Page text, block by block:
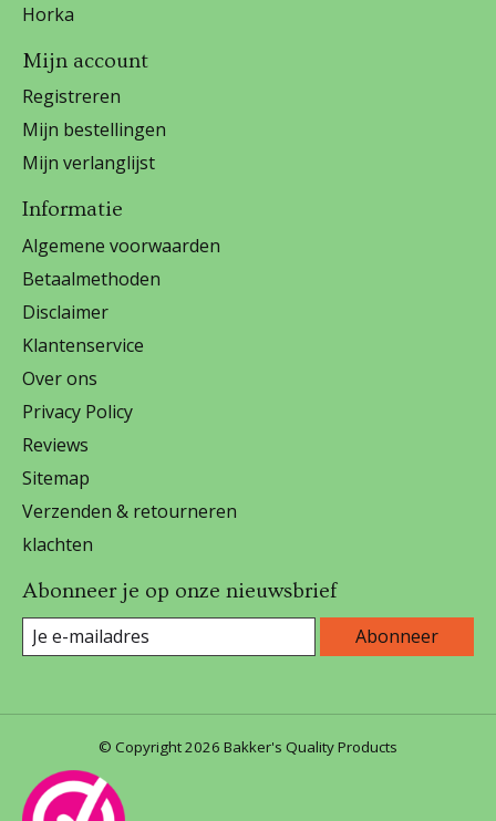
Horka
Mijn account
Registreren
Mijn bestellingen
Mijn verlanglijst
Informatie
Algemene voorwaarden
Betaalmethoden
Disclaimer
Klantenservice
Over ons
Privacy Policy
Reviews
Sitemap
Verzenden & retourneren
klachten
Abonneer je op onze nieuwsbrief
Abonneer
© Copyright 2026 Bakker's Quality Products